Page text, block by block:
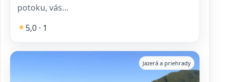
potoku, vás...
5,0 · 1
Jazerá a priehrady